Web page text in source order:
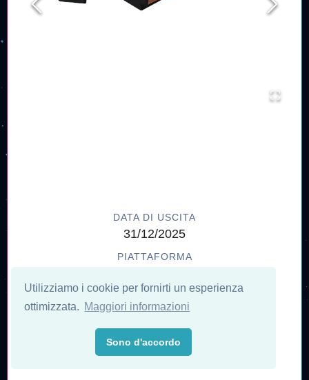
Utilizziamo i cookie per fornirti un esperienza
ottimizzata. Maggiori informazioni
Sono d'accordo
DATA DI USCITA
31/12/2025
PIATTAFORMA
PRODUTTORE
Atari